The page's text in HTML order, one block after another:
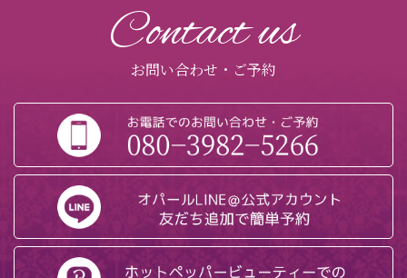
Contact us
お問い合わせ・ご予約